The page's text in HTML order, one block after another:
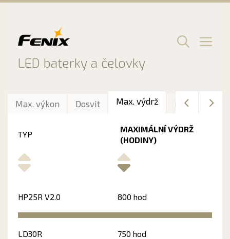
LED baterky a čelovky
Menu
Max. výkon Dosvit Max. výdrž Délka
TYP
MAXIMÁLNÍ VÝDRŽ
(HODINY)
HP25R V2.0 800 hod
LD30R 750 hod